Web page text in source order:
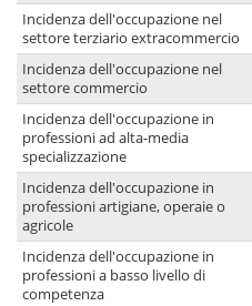
Incidenza dell'occupazione nel
settore terziario extracommercio
Incidenza dell'occupazione nel
settore commercio
Incidenza dell'occupazione in
professioni ad alta-media
specializzazione
Incidenza dell'occupazione in
professioni artigiane, operaie o
agricole
Incidenza dell'occupazione in
professioni a basso livello di
competenza